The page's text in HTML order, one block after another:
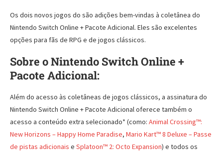
Os dois novos jogos do são adições bem-vindas à coletânea do
Nintendo Switch Online + Pacote Adicional. Eles são excelentes
opções para fãs de RPG e de jogos clássicos.
Sobre o Nintendo Switch Online +
Pacote Adicional:
Além do acesso às coletâneas de jogos clássicos, a assinatura do
Nintendo Switch Online + Pacote Adicional oferece também o
acesso a conteúdo extra selecionado* (como: Animal Crossing™:
New Horizons – Happy Home Paradise, Mario Kart™ 8 Deluxe – Passe
de pistas adicionais e Splatoon™ 2: Octo Expansion) e todos os